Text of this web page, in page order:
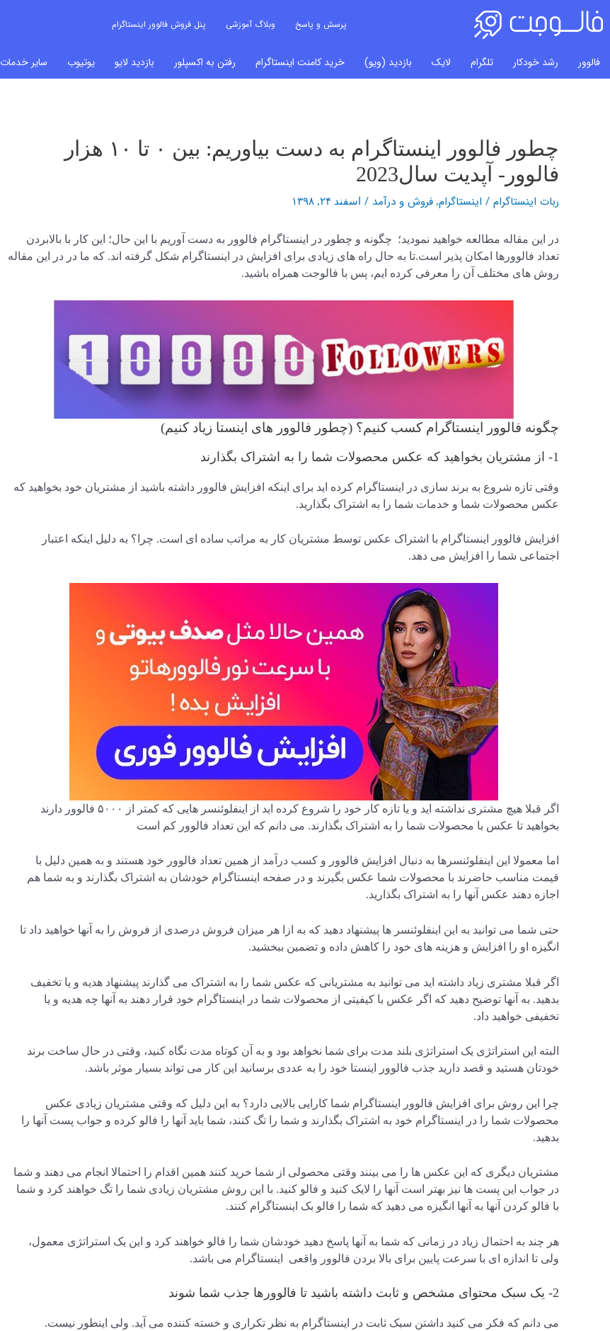
پرسش و پاسخ وبلاگ آموزشی پنل فروش فالوور اینستاگرام
فالوور رشد خودکار تلگرام لایک بازدید (ویو) خرید کامنت اینستاگرام رفتن به اکسپلور بازدید لایو یوتیوب سایر خدمات
چطور فالوور اینستاگرام به دست بیاوریم: بین ۰ تا ۱۰ هزار
فالوور- آپدیت سال2023
ربات اینستاگرام / اینستاگرام, فروش و درآمد / اسفند ۲۴, ۱۳۹۸
در این مقاله مطالعه خواهید نمودید؛ چگونه و چطور در اینستاگرام فالوور به دست آوریم با این حال؛ این کار با بالابردن
تعداد فالوورها امکان پذیر است.تا به حال راه های زیادی برای افزایش در اینستاگرام شکل گرفته اند. که ما در در این مقاله
روش های مختلف آن را معرفی کرده ایم، پس با فالوجت همراه باشید.
چگونه فالوور اینستاگرام کسب کنیم؟ (چطور فالوور های اینستا زیاد کنیم)
1- از مشتریان بخواهید که عکس محصولات شما را به اشتراک بگذارند
وقتی تازه شروع به برند سازی در اینستاگرام کرده اید برای اینکه افزایش فالوور داشته باشید از مشتریان خود بخواهید که
عکس محصولات شما و خدمات شما را به اشتراک بگذارید.
افزایش فالوور اینستاگرام با اشتراک عکس توسط مشتریان کار به مراتب ساده ای است. چرا؟ به دلیل اینکه اعتبار
اجتماعی شما را افزایش می دهد.
اگر قبلا هیچ مشتری نداشته اید و یا تازه کار خود را شروع کرده اید از اینفلوئنسر هایی که کمتر از ۵۰۰۰ فالوور دارند
بخواهید تا عکس با محصولات شما را به اشتراک بگذارند. می دانم که این تعداد فالوور کم است
اما معمولا این اینفلوئنسرها به دنبال افزایش فالوور و کسب درآمد از همین تعداد فالوور خود هستند و به همین دلیل با
قیمت مناسب حاضرند با محصولات شما عکس بگیرند و در صفحه اینستاگرام خودشان به اشتراک بگذارند و به شما هم
اجازه دهند عکس آنها را به اشتراک بگذارید.
حتی شما می توانید به این اینفلوئنسر ها پیشنهاد دهید که به ازا هر میزان فروش درصدی از فروش را به آنها خواهید داد تا
انگیزه او را افزایش و هزینه های خود را کاهش داده و تضمین ببخشید.
اگر قبلا مشتری زیاد داشته اید می توانید به مشتریانی که عکس شما را به اشتراک می گذارند پیشنهاد هدیه و یا تخفیف
بدهید. به آنها توضیح دهید که اگر عکس با کیفیتی از محصولات شما در اینستاگرام خود قرار دهند به آنها چه هدیه و یا
تخفیفی خواهید داد.
البته این استراتژی یک استراتژی بلند مدت برای شما نخواهد بود و به آن کوتاه مدت نگاه کنید، وقتی در حال ساخت برند
خودتان هستید و قصد دارید جذب فالوور اینستا خود را به عددی برسانید این کار می تواند بسیار موثر باشد.
چرا این روش برای افزایش فالوور اینستاگرام شما کارایی بالایی دارد؟ به این دلیل که وقتی مشتریان زیادی عکس
محصولات شما را در اینستاگرام خود به اشتراک بگذارند و شما را تگ کنند، شما باید آنها را فالو کرده و جواب پست آنها را
بدهید.
مشتریان دیگری که این عکس ها را می بینند وقتی محصولی از شما خرید کنند همین اقدام را احتمالا انجام می دهند و شما
در جواب این پست ها نیز بهتر است آنها را لایک کنید و فالو کنید. با این روش مشتریان زیادی شما را تگ خواهند کرد و شما
با فالو کردن آنها به آنها انگیزه می دهید که شما را فالو بک اینستاگرام کنند.
هر چند به احتمال زیاد در زمانی که شما به آنها پاسخ دهید خودشان شما را فالو خواهند کرد و این یک استراتژی معمول،
ولی تا اندازه ای با سرعت پایین برای بالا بردن فالوور واقعی اینستاگرام می باشد.
2- یک سبک محتوای مشخص و ثابت داشته باشید تا فالوورها جذب شما شوند
می دانم که فکر می کنید داشتن سبک ثابت در اینستاگرام به نظر تکراری و خسته کننده می آید. ولی اینطور نیست.
راهبری
نوشته‌ها